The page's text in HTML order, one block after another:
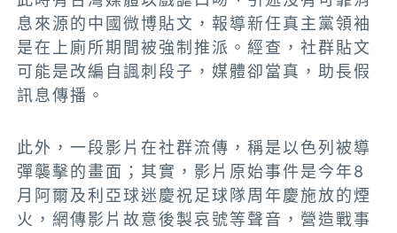
息來源的中國微博貼文，報導新任真主黨領袖
是在上廁所期間被強制推派。經查，社群貼文
可能是改編自諷刺段子，媒體卻當真，助長假
訊息傳播。
此外，一段影片在社群流傳，稱是以色列被導
彈襲擊的畫面；其實，影片原始事件是今年8
月阿爾及利亞球迷慶祝足球隊周年慶施放的煙
火，網傳影片故意後製哀號等聲音，營造戰事